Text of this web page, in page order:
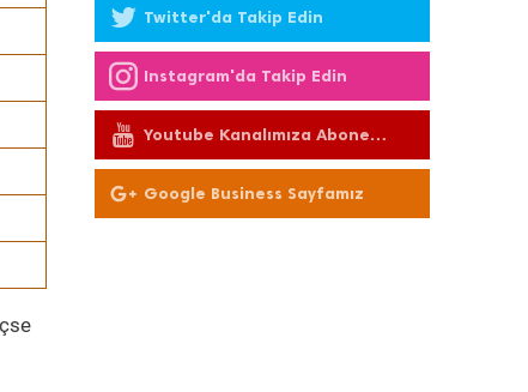
Twitter'da Takip Edin
Instagram'da Takip Edin
Youtube Kanalımıza Abone
Olun
Google Business Sayfamız